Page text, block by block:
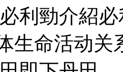
利勁介紹
生命活动关